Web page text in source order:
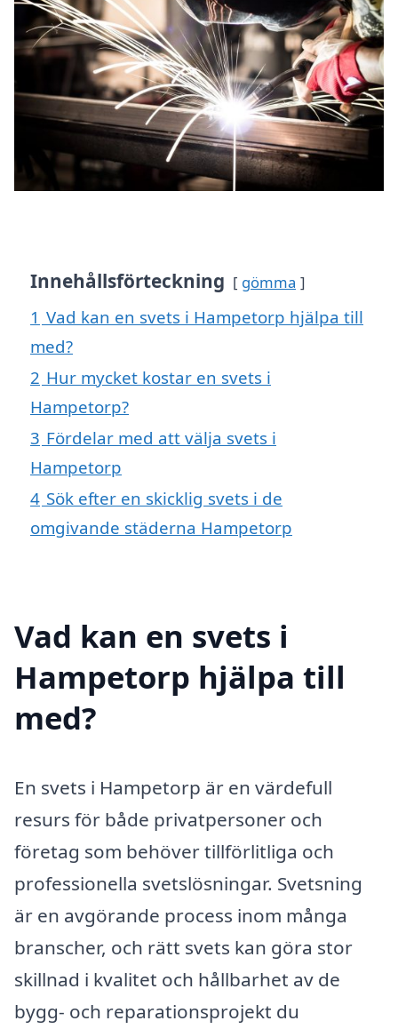
Innehållsförteckning gömma
1 Vad kan en svets i Hampetorp hjälpa till
med?
2 Hur mycket kostar en svets i
Hampetorp?
3 Fördelar med att välja svets i
Hampetorp
4 Sök efter en skicklig svets i de
omgivande städerna Hampetorp
Vad kan en svets i
Hampetorp hjälpa till
med?
En svets i Hampetorp är en värdefull
resurs för både privatpersoner och
företag som behöver tillförlitliga och
professionella svetslösningar. Svetsning
är en avgörande process inom många
branscher, och rätt svets kan göra stor
skillnad i kvalitet och hållbarhet av de
bygg- och reparationsprojekt du